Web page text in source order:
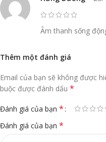
Âm thanh sống
Thêm một đánh giá
Email của bạn sẽ không được
buộc được đánh dấu *
Đánh giá của bạn *
Đánh giá của bạn *